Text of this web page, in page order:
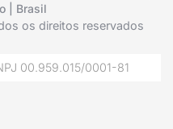
| Brasil
os direitos reservados
00.959.015/0001-81